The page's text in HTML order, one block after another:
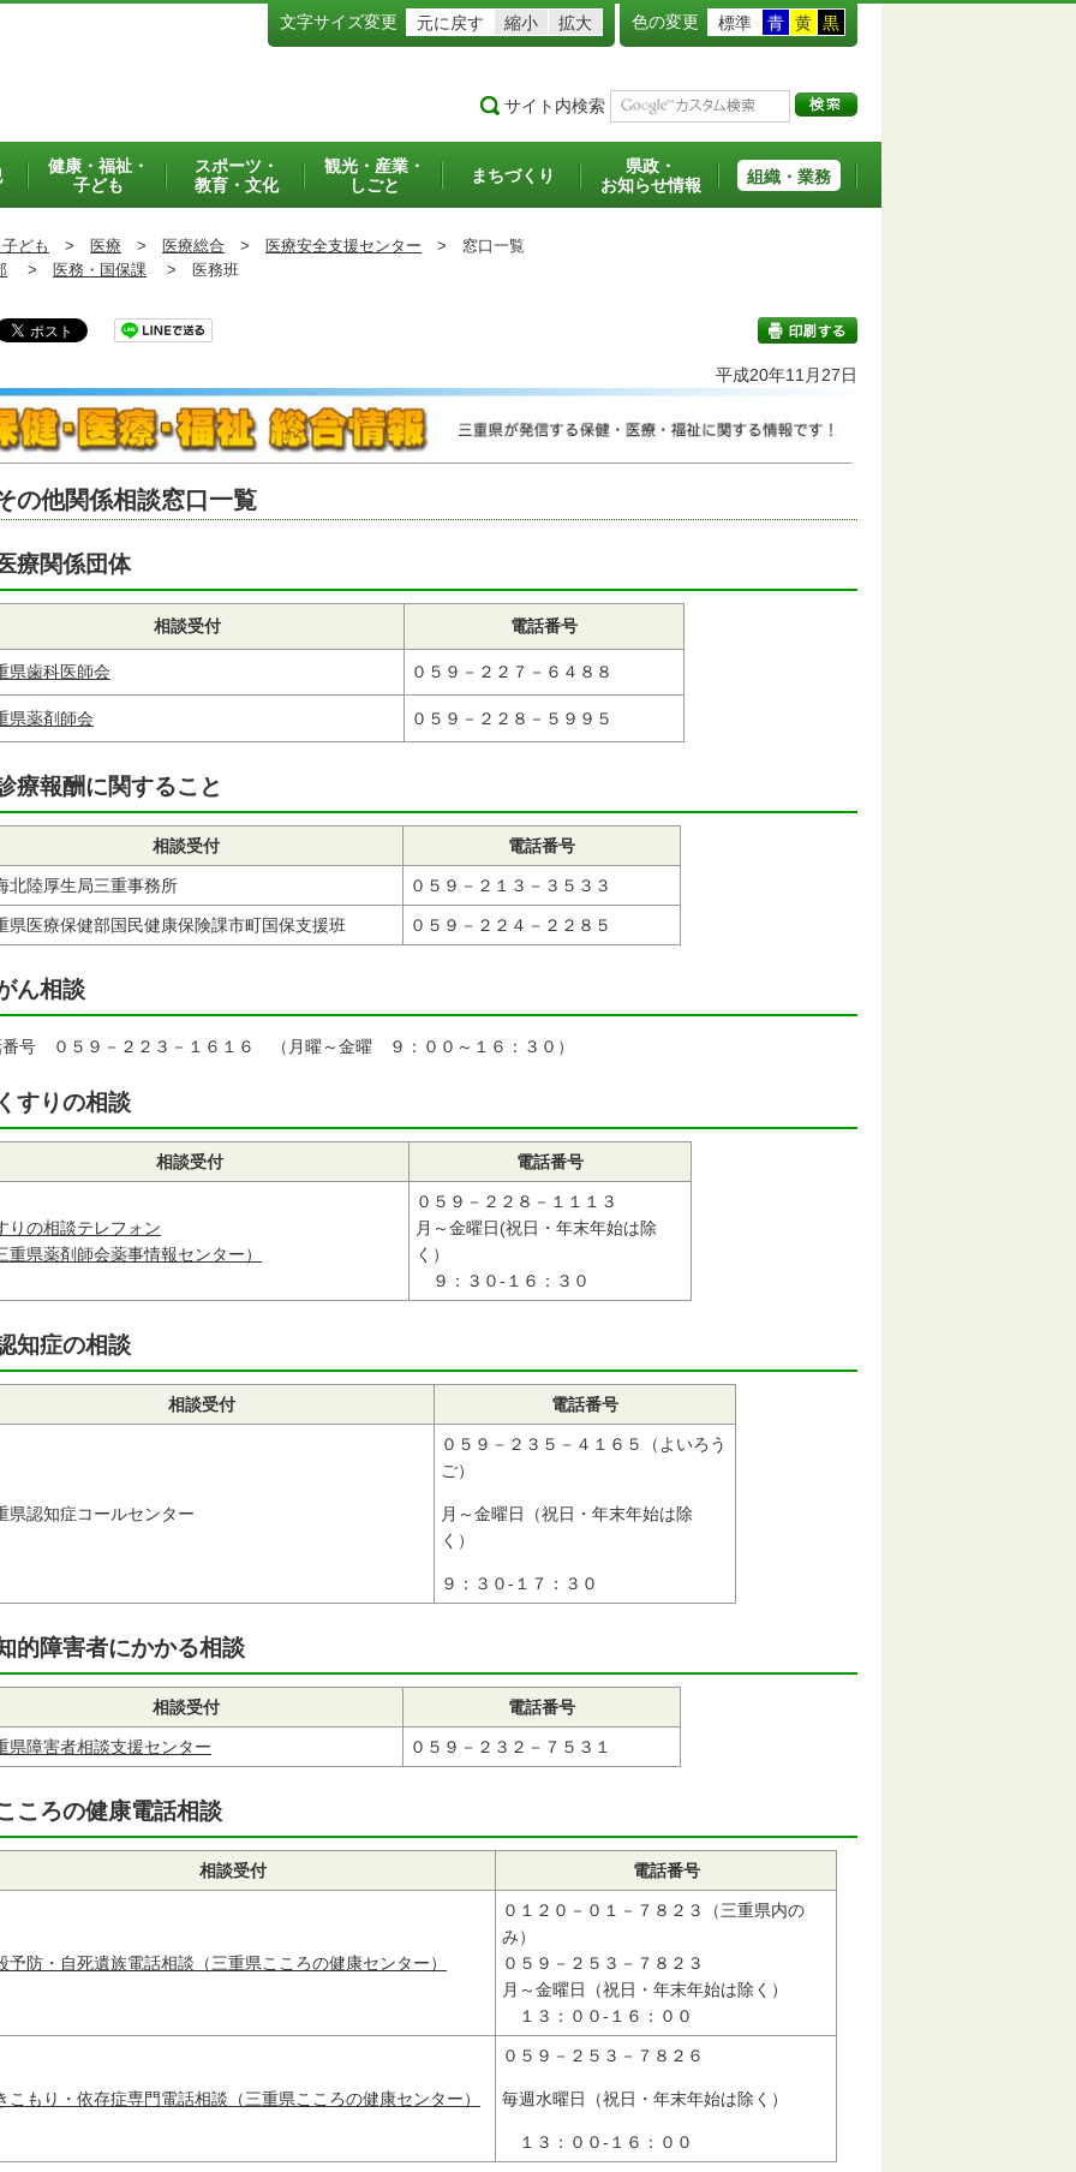
文字サイズ変更 元に戻す 縮小 拡大 色の変更 標準 青 黄 黒
サイト内検索
健康・福祉・
子ども
スポーツ・
教育・文化
観光・産業・
しごと
まちづくり
県政・
お知らせ情報
組織・業務
ども > 医療 > 医療総合 > 医療安全支援センター > 窓口一覧
> 医務・国保課 > 医務班
印刷する
平成20年11月27日
の他関係相談窓口一覧
療関係団体
相談受付 電話番号
県歯科医師会 ０５９－２２７－６４８８
県薬剤師会 ０５９－２２８－５９９５
療報酬に関すること
相談受付 電話番号
北陸厚生局三重事務所 ０５９－２１３－３５３３
県医療保健部国民健康保険課市町国保支援班 ０５９－２２４－２２８５
ん相談
番号 ０５９－２２３－１６１６ （月曜～金曜 ９：００～１６：３０）
すりの相談
相談受付 電話番号
りの相談テレフォン
重県薬剤師会薬事情報センター）
０５９－２２８－１１１３
月～金曜日(祝日・年末年始は除
く）
９：３０-１６：３０
知症の相談
相談受付 電話番号
県認知症コールセンター
０５９－２３５－４１６５（よいろう
ご）
月～金曜日（祝日・年末年始は除
く）
９：３０-１７：３０
的障害者にかかる相談
相談受付 電話番号
県障害者相談支援センター ０５９－２３２－７５３１
ころの健康電話相談
相談受付 電話番号
予防・自死遺族電話相談（三重県こころの健康センター）
０１２０－０１－７８２３（三重県内の
み）
０５９－２５３－７８２３
月～金曜日（祝日・年末年始は除く）
１３：００-１６：００
こもり・依存症専門電話相談（三重県こころの健康センター）
０５９－２５３－７８２６
毎週水曜日（祝日・年末年始は除く）
１３：００-１６：００